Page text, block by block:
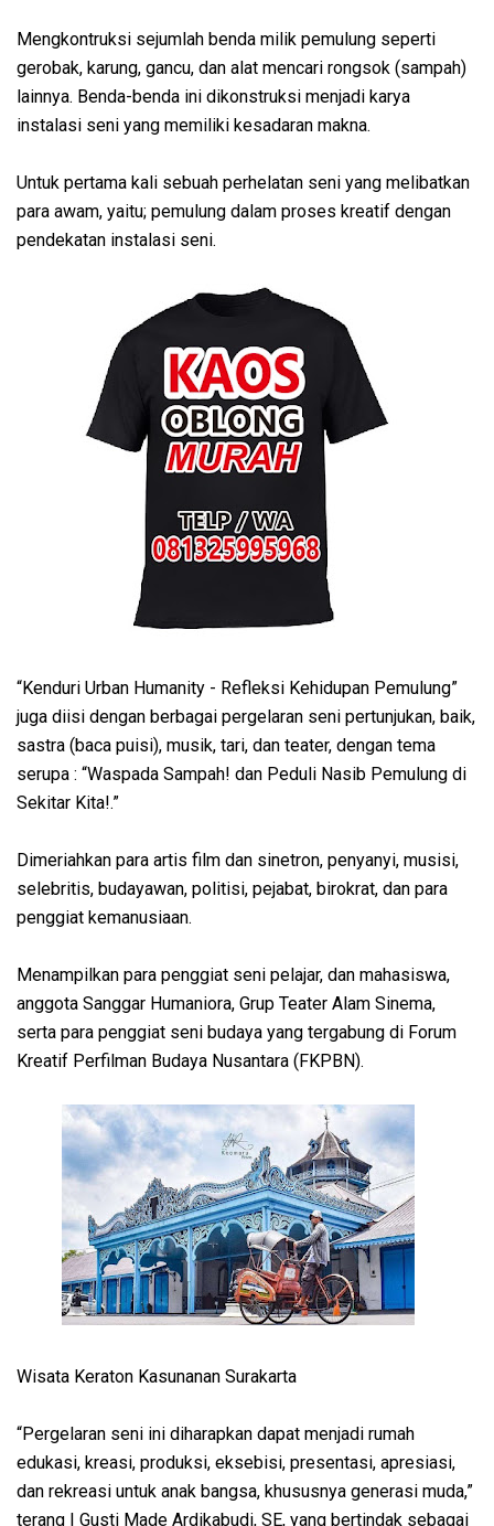
Mengkontruksi sejumlah benda milik pemulung seperti
gerobak, karung, gancu, dan alat mencari rongsok (sampah)
lainnya. Benda-benda ini dikonstruksi menjadi karya
instalasi seni yang memiliki kesadaran makna.
Untuk pertama kali sebuah perhelatan seni yang melibatkan
para awam, yaitu; pemulung dalam proses kreatif dengan
pendekatan instalasi seni.
“Kenduri Urban Humanity - Refleksi Kehidupan Pemulung”
juga diisi dengan berbagai pergelaran seni pertunjukan, baik,
sastra (baca puisi), musik, tari, dan teater, dengan tema
serupa : “Waspada Sampah! dan Peduli Nasib Pemulung di
Sekitar Kita!.”
Dimeriahkan para artis film dan sinetron, penyanyi, musisi,
selebritis, budayawan, politisi, pejabat, birokrat, dan para
penggiat kemanusiaan.
Menampilkan para penggiat seni pelajar, dan mahasiswa,
anggota Sanggar Humaniora, Grup Teater Alam Sinema,
serta para penggiat seni budaya yang tergabung di Forum
Kreatif Perfilman Budaya Nusantara (FKPBN).
Wisata Keraton Kasunanan Surakarta
“Pergelaran seni ini diharapkan dapat menjadi rumah
edukasi, kreasi, produksi, eksebisi, presentasi, apresiasi,
dan rekreasi untuk anak bangsa, khususnya generasi muda,”
terang I Gusti Made Ardikabudi, SE, yang bertindak sebagai